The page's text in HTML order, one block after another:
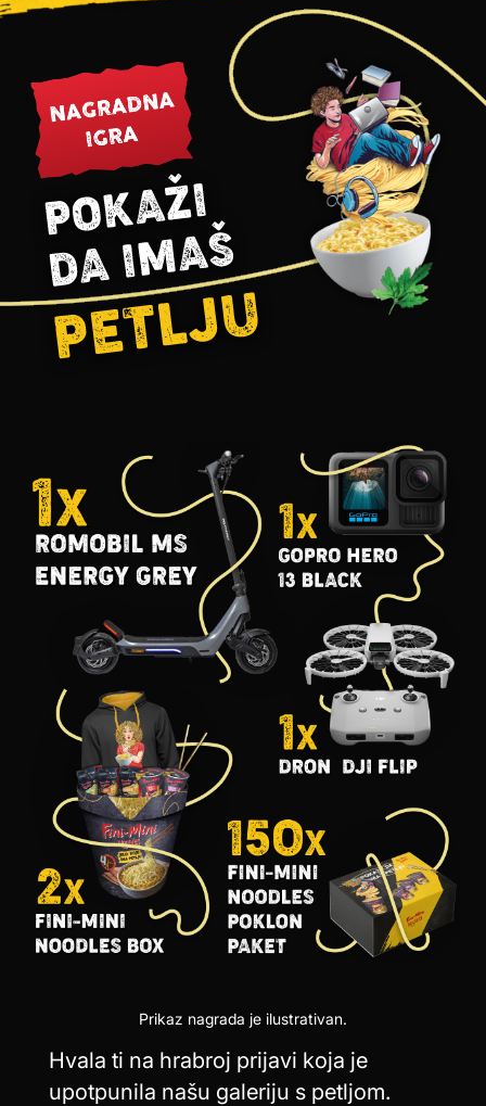
Hvala ti na hrabroj prijavi koja je
upotpunila našu galeriju s petljom.
Prikaz nagrada je ilustrativan.